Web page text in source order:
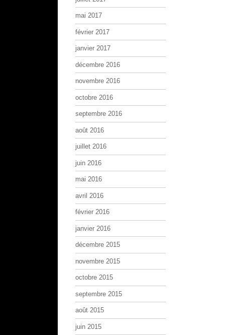
mai 2017
février 2017
janvier 2017
décembre 2016
novembre 2016
octobre 2016
septembre 2016
août 2016
juillet 2016
juin 2016
mai 2016
avril 2016
février 2016
janvier 2016
décembre 2015
novembre 2015
octobre 2015
septembre 2015
août 2015
juin 2015